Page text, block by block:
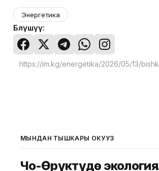
Энергетика
Бөлүшүү:
МЫНДАН ТЫШКАРЫ ОКУҢУЗ
Чоң-Өрүктүдө